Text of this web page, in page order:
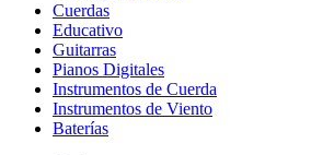
Cuerdas
Educativo
Guitarras
Pianos Digitales
Instrumentos de Cuerda
Instrumentos de Viento
Baterías